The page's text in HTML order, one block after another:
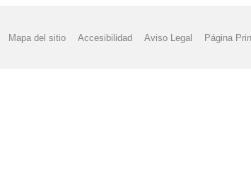
Mapa del sitio Accesibilidad Aviso Legal Página